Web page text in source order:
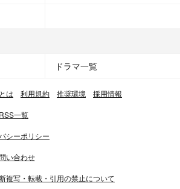
ドラマ一覧
は 利用規約 推奨環境 採用情報
RSS一覧
シーポリシー
い合わせ
複写・転載・引用の禁止について